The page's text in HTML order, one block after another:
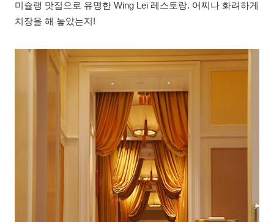
미슐랭 맛집으로 유명한 Wing Lei 레스토랑. 어찌나 화려하게
치장을 해 놓았는지!